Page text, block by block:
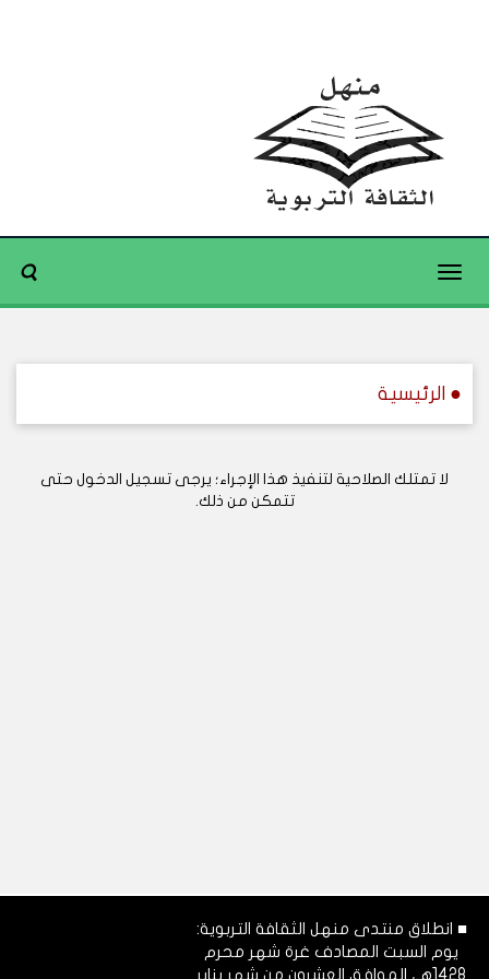
Toggle
● الرئيسية
لا تمتلك الصلاحية لتنفيذ هذا الإجراء؛ يرجى تسجيل الدخول حتى
تتمكن من ذلك.
■ انطلاق منتدى منهل الثقافة التربوية:
يوم السبت المصادف غرة شهر محرم
1428هـ، الموافق العشرون من شهر يناير